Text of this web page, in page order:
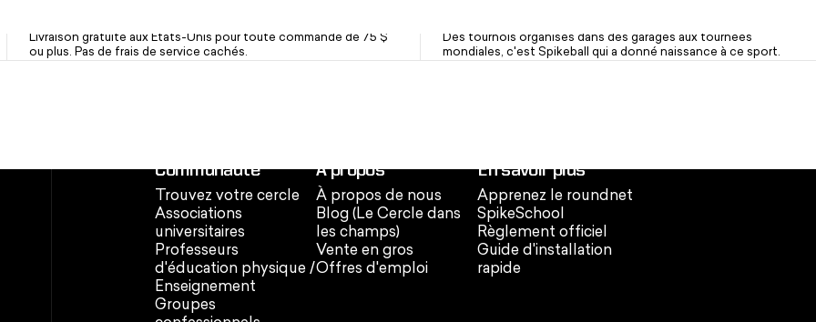
Livraison gratuite aux États-Unis pour toute commande de 75 $
ou plus. Pas de frais de service cachés.
Des tournois organisés dans des garages aux tournées
mondiales, c'est Spikeball qui a donné naissance à ce sport.
Communauté
Trouvez votre cercle
Associations
universitaires
Professeurs
d'éducation physique /
Enseignement
Groupes
À propos
À propos de nous
Blog (Le Cercle dans
les champs)
Vente en gros
Offres d'emploi
En savoir plus
Apprenez le roundnet
SpikeSchool
Règlement officiel
Guide d'installation
rapide